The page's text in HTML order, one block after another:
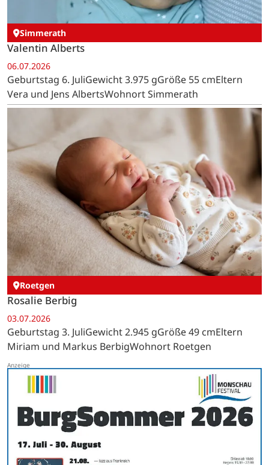
Simmerath
Valentin Alberts
06.07.2026
Geburtstag 6. JuliGewicht 3.975 gGröße 55 cmEltern
Vera und Jens AlbertsWohnort Simmerath
Roetgen
Rosalie Berbig
03.07.2026
Geburtstag 3. JuliGewicht 2.945 gGröße 49 cmEltern
Miriam und Markus BerbigWohnort Roetgen